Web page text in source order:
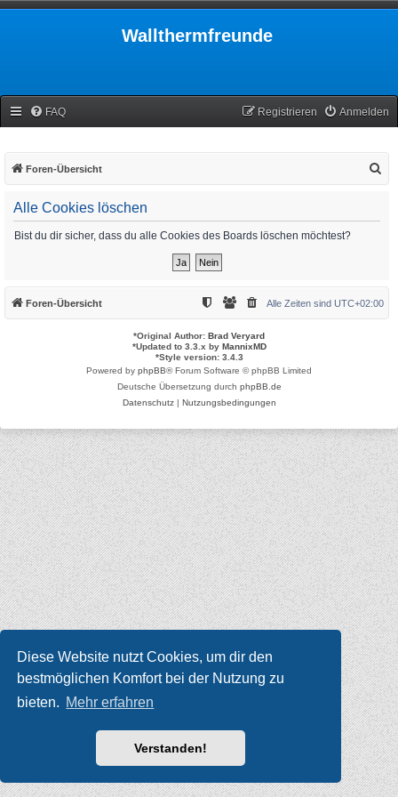
Diese Website nutzt Cookies, um dir den
bestmöglichen Komfort bei der Nutzung zu
bieten. Mehr erfahren
Verstanden!
Wallthermfreunde
FAQ Anmelden
Registrieren
Foren-Übersicht
Alle Cookies löschen
Bist du dir sicher, dass du alle Cookies des Boards löschen möchtest?
Foren-Übersicht Alle Zeiten sind UTC+02:00
*Original Author: Brad Veryard
*Updated to 3.3.x by MannixMD
*Style version: 3.4.3
Powered by phpBB® Forum Software © phpBB Limited
Deutsche Übersetzung durch phpBB.de
Datenschutz| Nutzungsbedingungen